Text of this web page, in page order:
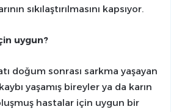
sıkılaştırılmasını kapsıyor.
uygun?
doğum sonrası sarkma yaşayan
yaşamış bireyler ya da karın
hastalar için uygun bir